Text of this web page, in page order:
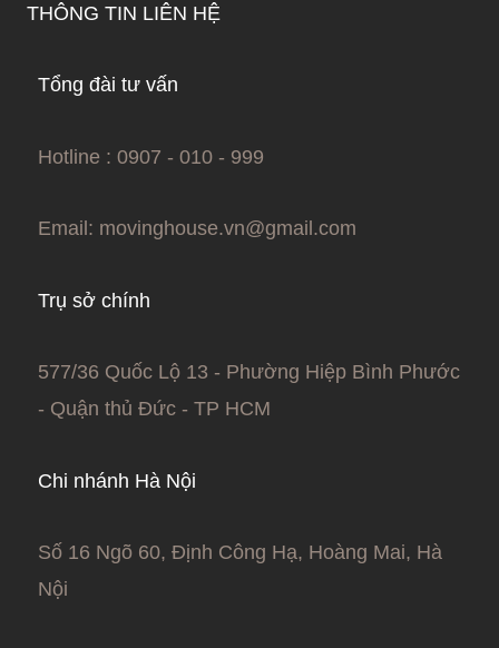
THÔNG TIN LIÊN HỆ
Tổng đài tư vấn
Hotline : 0907 - 010 - 999
Email: movinghouse.vn@gmail.com
Trụ sở chính
577/36 Quốc Lộ 13 - Phường Hiệp Bình Phước
- Quận thủ Đức - TP HCM
Chi nhánh Hà Nội
Số 16 Ngõ 60, Định Công Hạ, Hoàng Mai, Hà
Nội